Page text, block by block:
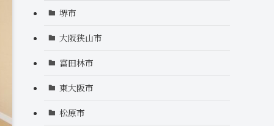
堺市
大阪狭山市
富田林市
東大阪市
松原市